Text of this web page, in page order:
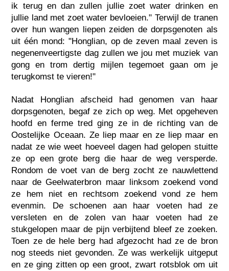
ik terug en dan zullen jullie zoet water drinken en
jullie land met zoet water bevloeien." Terwijl de tranen
over hun wangen liepen zeiden de dorpsgenoten als
uit één mond: "Honglian, op de zeven maal zeven is
negenenveertigste dag zullen we jou met muziek van
gong en trom dertig mijlen tegemoet gaan om je
terugkomst te vieren!"
Nadat Honglian afscheid had genomen van haar
dorpsgenoten, begaf ze zich op weg. Met opgeheven
hoofd en ferme tred ging ze in de richting van de
Oostelijke Oceaan. Ze liep maar en ze liep maar en
nadat ze wie weet hoeveel dagen had gelopen stuitte
ze op een grote berg die haar de weg versperde.
Rondom de voet van de berg zocht ze nauwlettend
naar de Geelwaterbron maar linksom zoekend vond
ze hem niet en rechtsom zoekend vond ze hem
evenmin. De schoenen aan haar voeten had ze
versleten en de zolen van haar voeten had ze
stukgelopen maar de pijn verbijtend bleef ze zoeken.
Toen ze de hele berg had afgezocht had ze de bron
nog steeds niet gevonden. Ze was werkelijk uitgeput
en ze ging zitten op een groot, zwart rotsblok om uit